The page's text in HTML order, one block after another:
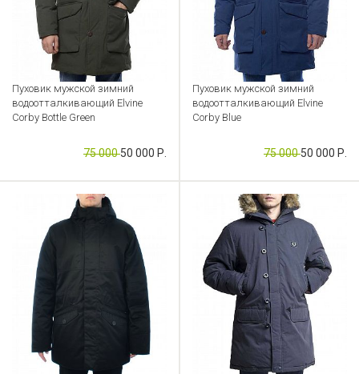
Пуховик мужской зимний
водоотталкивающий Elvine
Corby Bottle Green
Артикул: FL000032900
75 00050 000 Р.
Пуховик мужской зимний
водоотталкивающий Elvine
Corby Blue
Артикул: FL000032899
75 00050 000 Р.